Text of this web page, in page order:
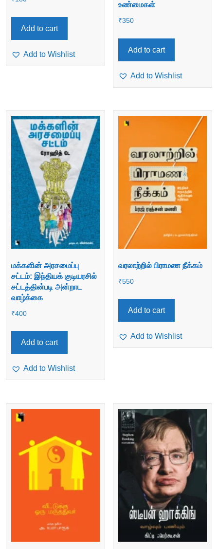
Add to cart
Add to Wishlist
உண்மைகள்
₹350
Add to cart
Add to Wishlist
மக்களின் அரசமைப்பு
சட்டம்: இந்தியக் குடியரசில்
சட்டத்தின்படி அன்றாட
வாழ்க்கை
₹400
Add to cart
Add to Wishlist
வரலாற்றில் பிராமண நீக்கம்
₹550
Add to cart
Add to Wishlist